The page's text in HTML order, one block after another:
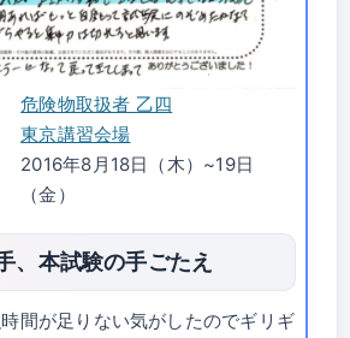
危険物取扱者 乙四
東京講習会場
2016年8月18日（木）~19日
（金）
、本試験の手ごたえ
間が足りない気がしたのでギリギ